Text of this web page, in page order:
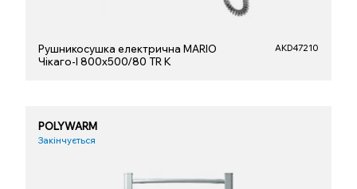
Рушникосушка електрична MARIO
Чікаго-І 800х500/80 TR K
AKD47210
POLYWARM
Закінчується